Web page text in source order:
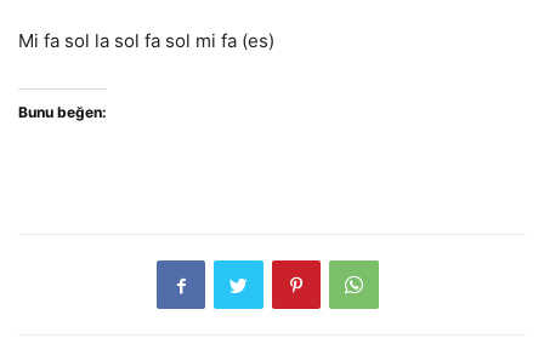
Mi fa sol la sol fa sol mi fa (es)
Bunu beğen: